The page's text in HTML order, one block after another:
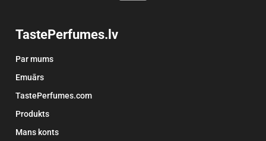
TastePerfumes.lv
Par mums
Emuārs
TastePerfumes.com
Produkts
Mans konts